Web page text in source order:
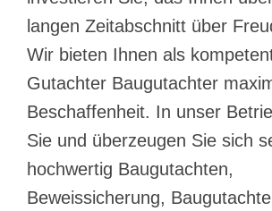
langen Zeitabschnitt über
Wir bieten Ihnen als
Gutachter Baugutachter
Beschaffenheit. In unser
Sie und überzeugen Sie sich
hochwertig Baugutachten,
Beweissicherung,